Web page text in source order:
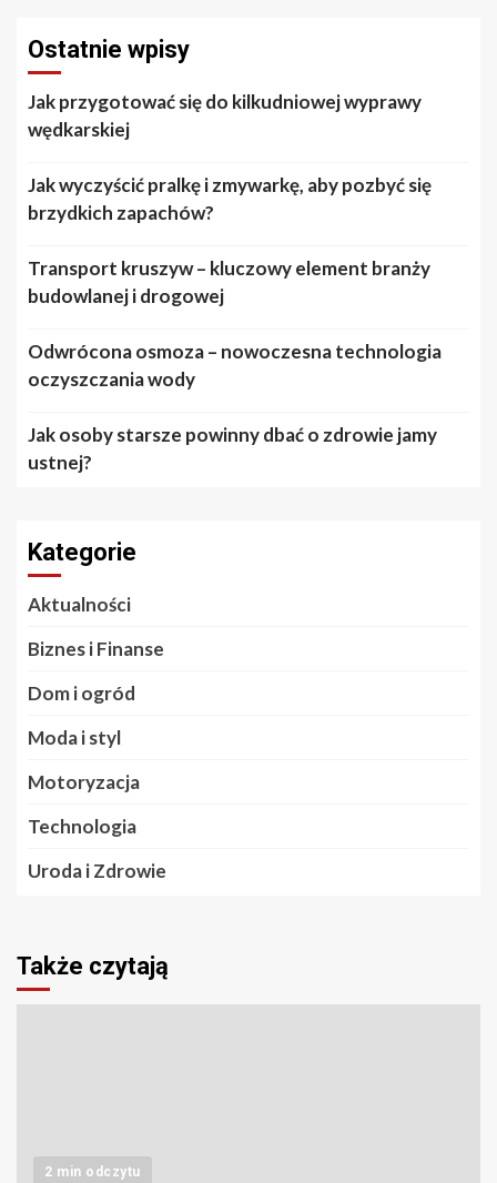
Ostatnie wpisy
Jak przygotować się do kilkudniowej wyprawy
wędkarskiej
Jak wyczyścić pralkę i zmywarkę, aby pozbyć się
brzydkich zapachów?
Transport kruszyw – kluczowy element branży
budowlanej i drogowej
Odwrócona osmoza – nowoczesna technologia
oczyszczania wody
Jak osoby starsze powinny dbać o zdrowie jamy
ustnej?
Kategorie
Aktualności
Biznes i Finanse
Dom i ogród
Moda i styl
Motoryzacja
Technologia
Uroda i Zdrowie
Także czytają
2 min odczytu